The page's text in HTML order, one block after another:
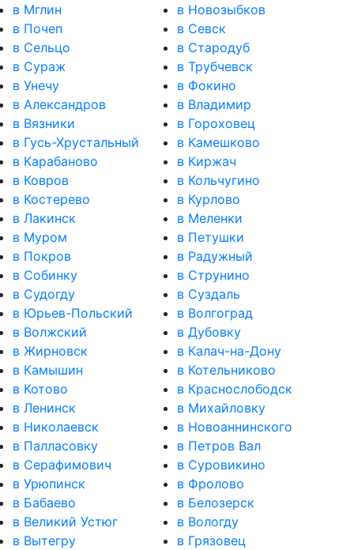
в Мглин
в Новозыбков
в Почеп
в Севск
в Сельцо
в Стародуб
в Сураж
в Трубчевск
в Унечу
в Фокино
в Александров
в Владимир
в Вязники
в Гороховец
в Гусь-Хрустальный
в Камешково
в Карабаново
в Киржач
в Ковров
в Кольчугино
в Костерево
в Курлово
в Лакинск
в Меленки
в Муром
в Петушки
в Покров
в Радужный
в Собинку
в Струнино
в Судогду
в Суздаль
в Юрьев-Польский
в Волгоград
в Волжский
в Дубовку
в Жирновск
в Калач-на-Дону
в Камышин
в Котельниково
в Котово
в Краснослободск
в Ленинск
в Михайловку
в Николаевск
в Новоаннинского
в Палласовку
в Петров Вал
в Серафимович
в Суровикино
в Урюпинск
в Фролово
в Бабаево
в Белозерск
в Великий Устюг
в Вологду
в Вытегру
в Грязовец